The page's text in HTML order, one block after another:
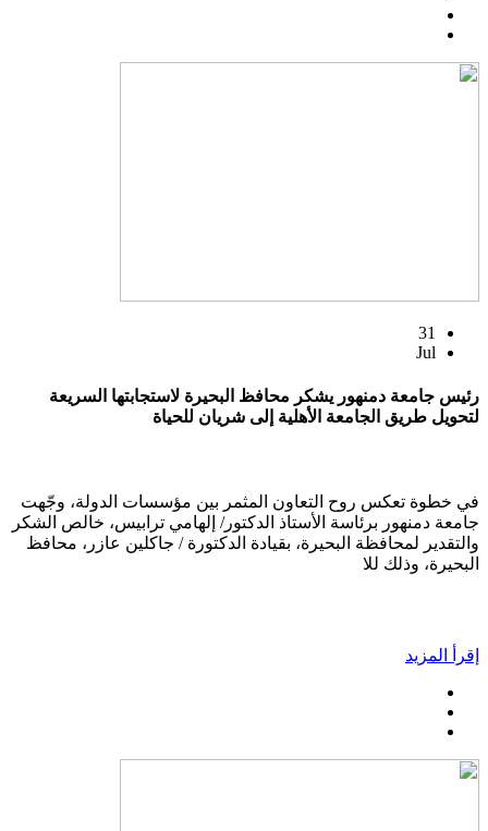
31
Jul
رئيس جامعة دمنهور يشكر محافظ البحيرة لاستجابتها السريعة
لتحويل طريق الجامعة الأهلية إلى شريان للحياة
في خطوة تعكس روح التعاون المثمر بين مؤسسات الدولة، وجّهت
جامعة دمنهور برئاسة الأستاذ الدكتور/ إلهامي ترابيس، خالص الشكر
والتقدير لمحافظة البحيرة، بقيادة الدكتورة / جاكلين عازر، محافظ
البحيرة، وذلك للا
إقرأ المزيد